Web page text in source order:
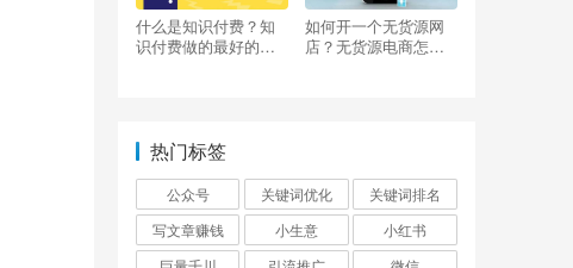
什么是知识付费？知
识付费做的最好的平
如何开一个无货源网
店？无货源电商怎么
热门标签
公众号 关键词优化
关键词排名
写文章赚钱
小生意
小红书